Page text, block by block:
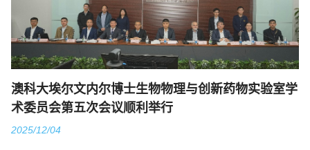
澳科大埃尔文内尔博士生物物理与创新药物实验室学
术委员会第五次会议顺利举行
2025/12/04